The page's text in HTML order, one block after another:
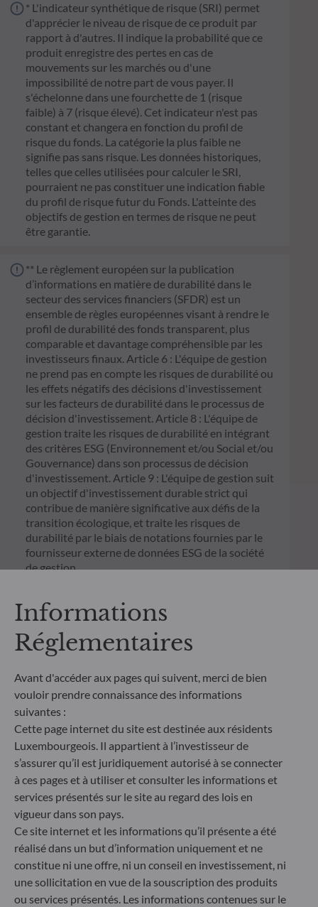
* L'indicateur synthétique de risque (SRI) permet
d'apprécier le niveau de risque de ce produit par
rapport à d'autres. Il indique la probabilité que ce
produit enregistre des pertes en cas de
mouvements sur les marchés ou d'une
impossibilité de notre part de vous payer. Il
s'échelonne dans une fourchette de 1 (risque
faible) à 7 (risque élevé). Cet indicateur n'est pas
constant et changera en fonction du profil de
risque du fonds. La catégorie la plus faible ne
signifie pas sans risque. Les données historiques,
telles que celles utilisées pour calculer le SRI,
pourraient ne pas constituer une indication fiable
du profil de risque futur du Fonds. L'atteinte des
objectifs de gestion en termes de risque ne peut
être garantie.
** Le règlement européen sur la publication
d’informations en matière de durabilité dans le
secteur des services financiers (SFDR) est un
ensemble de règles européennes visant à rendre le
profil de durabilité des fonds transparent, plus
comparable et davantage compréhensible par les
investisseurs finaux. Article 6 : L'équipe de gestion
ne prend pas en compte les risques de durabilité ou
les effets négatifs des décisions d'investissement
sur les facteurs de durabilité dans le processus de
décision d'investissement. Article 8 : L'équipe de
gestion traite les risques de durabilité en intégrant
des critères ESG (Environnement et/ou Social et/ou
Gouvernance) dans son processus de décision
d'investissement. Article 9 : L'équipe de gestion suit
un objectif d'investissement durable strict qui
contribue de manière significative aux défis de la
transition écologique, et traite les risques de
durabilité par le biais de notations fournies par le
fournisseur externe de données ESG de la société
de gestion
Date création du fonds
27.08.2025
Date création de la part
20.01.2026
Indicateur de référence
60% MSCI AC WORLD INdex
NR + 40% Bloomberg Global
Aggregate
Informations
Réglementaires
Avant d'accéder aux pages qui suivent, merci de bien
vouloir prendre connaissance des informations
suivantes :
Cette page internet du site est destinée aux résidents
Luxembourgeois. Il appartient à l’investisseur de
s’assurer qu’il est juridiquement autorisé à se connecter
à ces pages et à utiliser et consulter les informations et
services présentés sur le site au regard des lois en
vigueur dans son pays.
Ce site internet et les informations qu’il présente a été
réalisé dans un but d’information uniquement et ne
constitue ni une offre, ni un conseil en investissement, ni
une sollicitation en vue de la souscription des produits
ou services présentés. Les informations contenues sur le